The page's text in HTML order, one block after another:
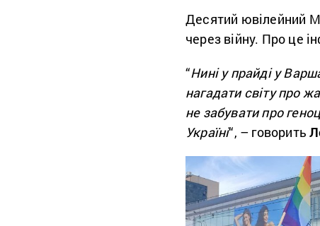
Десятий ювілейний
через війну. Про це
“Нині у прайді у
нагадати світу про
не забувати про
Україні“, – говорить